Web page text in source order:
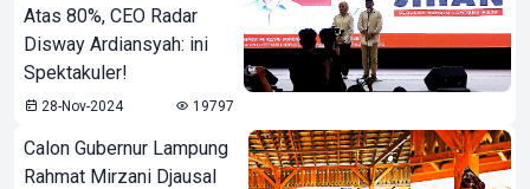
Atas 80%, CEO Radar
Disway Ardiansyah: ini
Spektakuler!
28-Nov-2024 19797
Calon Gubernur Lampung
Rahmat Mirzani Djausal